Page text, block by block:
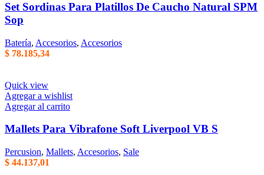
Set Sordinas Para Platillos De Caucho Natural SPM
Sop
Batería, Accesorios, Accesorios
$ 78.185,34
Quick view
Agregar a wishlist
Agregar al carrito
Mallets Para Vibrafone Soft Liverpool VB S
Percusion, Mallets, Accesorios, Sale
$ 44.137,01